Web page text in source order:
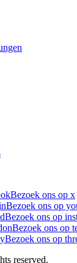
Bezoek ons op x
Bezoek ons op
Bezoek ons op
Bezoek ons op
Bezoek ons op
reserved.